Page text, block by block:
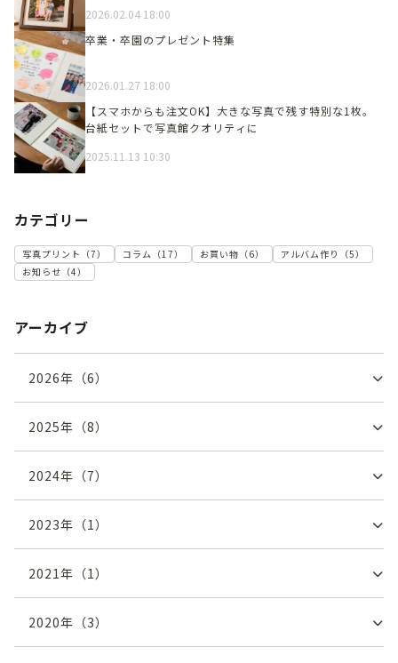
2026.02.04 18:00
卒業・卒園のプレゼント特集
2026.01.27 18:00
【スマホからも注文OK】大きな写真で残す特別な1枚。
台紙セットで写真館クオリティに
2025.11.13 10:30
カテゴリー
写真プリント （7） コラム （17） お買い物 （6） アルバム作り （5）
お知らせ （4）
アーカイブ
2026年（6）
2025年（8）
2024年（7）
2023年（1）
2021年（1）
2020年（3）